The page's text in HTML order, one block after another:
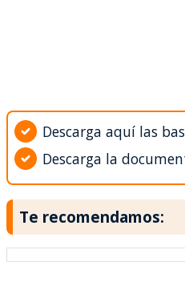
Descarga aquí las
Descarga la
Te recomendamos: